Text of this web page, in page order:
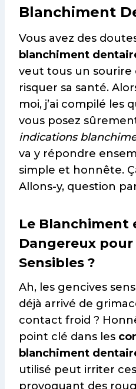
Blanchiment
Vous avez des
blanchiment
veut tous un sourire
risquer sa santé.
moi, j’ai compilé les
vous posez
indications
va y répondre
simple et honnête.
Allons-y, question
Le Blanchiment
Dangereux pour
Sensibles ?
Ah, les gencives
déjà arrivé de
contact froid ?
point clé dans les
blanchiment
utilisé peut irriter
provoquant des